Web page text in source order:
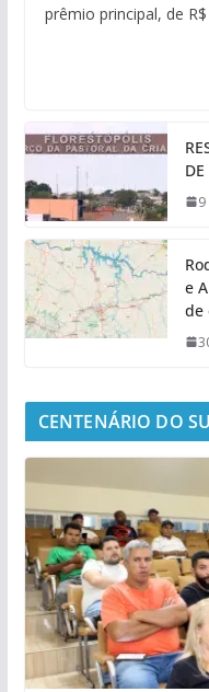
prêmio principal, de
e
de
CENTENÁRIO DO